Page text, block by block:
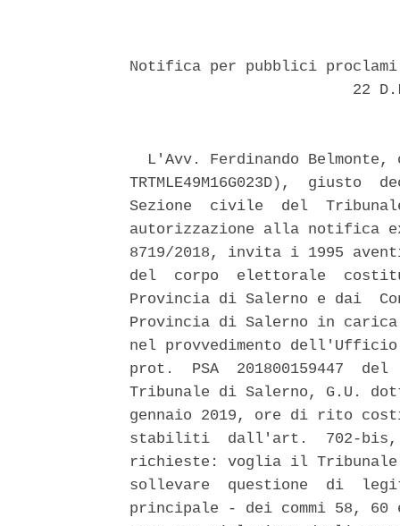
Notifica per pubblici
22
L'Avv. Ferdinando Belmonte,
TRTMLE49M16G023D),
Sezione  civile  del
autorizzazione alla notifica
8719/2018, invita i 1995
del  corpo  elettorale
Provincia di Salerno e dai
Provincia di Salerno in
nel provvedimento
prot.  PSA  201800159447
Tribunale di Salerno, G.U.
gennaio 2019, ore di rito
stabiliti  dall'art.  702-bis,
richieste: voglia il
sollevare  questione  di
principale - dei commi 58,